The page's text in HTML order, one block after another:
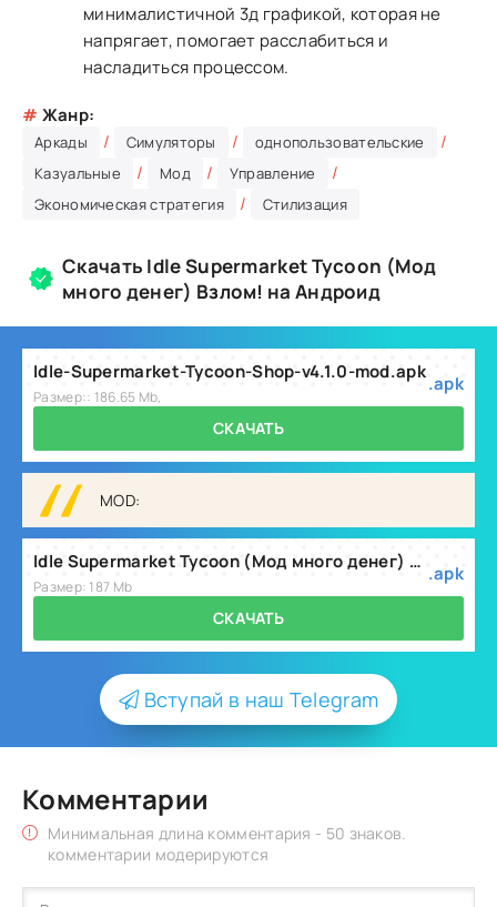
минималистичной 3д графикой, которая не
напрягает, помогает расслабиться и
насладиться процессом.
# Жанр:
Аркады / Симуляторы / однопользовательские /
Казуальные / Мод / Управление /
Экономическая стратегия / Стилизация
Скачать Idle Supermarket Tycoon (Мод
много денег) Взлом! на Андроид
Idle-Supermarket-Tycoon-Shop-v4.1.0-mod.apk
Размер:: 186.65 Mb,
.apk
СКАЧАТЬ
MOD:
Idle Supermarket Tycoon (Мод много денег) v4.2.1
Размер: 187 Mb
.apk
СКАЧАТЬ
Вступай в наш Telegram
Комментарии
Минимальная длина комментария - 50 знаков.
комментарии модерируются